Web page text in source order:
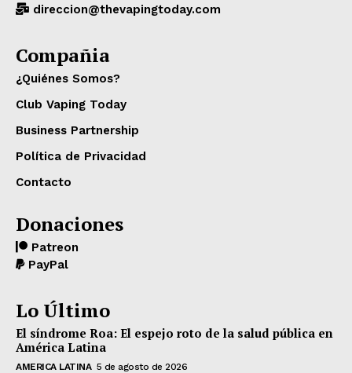
direccion@thevapingtoday.com
Compañia
¿Quiénes Somos?
Club Vaping Today
Business Partnership
Política de Privacidad
Contacto
Donaciones
Patreon
PayPal
Lo Último
El síndrome Roa: El espejo roto de la salud pública en
América Latina
AMERICA LATINA 5 de agosto de 2026